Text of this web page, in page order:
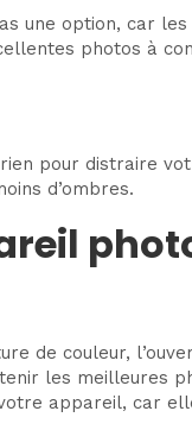
une option, car
photos à
pour distraire
d’ombres.
de couleur,
les meilleures
appareil, car